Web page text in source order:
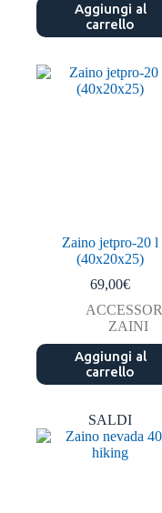
Aggiungi al
carrello
Zaino jetpro-20 l
(40x20x25)
69,00€
ZAINI
Aggiungi al
carrello
SALDI